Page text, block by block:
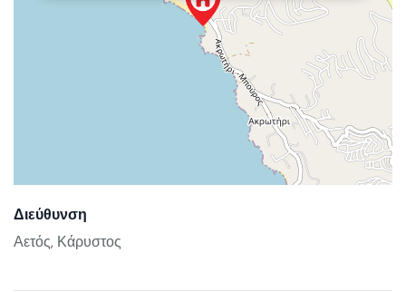
Διεύθυνση
Αετός, Κάρυστος